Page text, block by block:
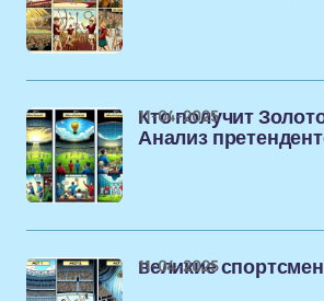
Кто получит
Анализ
11-04-2025
великие
11-04-2025